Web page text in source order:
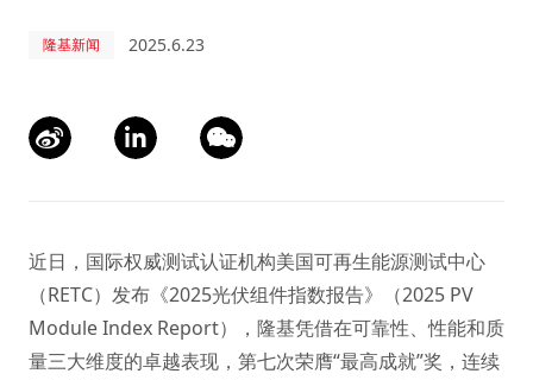
隆基新闻 2025.6.23
近日，国际权威测试认证机构美国可再生能源测试中心
（RETC）发布《2025光伏组件指数报告》（2025 PV
Module Index Report），隆基凭借在可靠性、性能和质
量三大维度的卓越表现，第七次荣膺“最高成就”奖，连续